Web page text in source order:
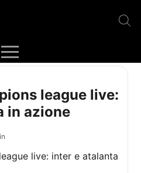
league live:
in azione